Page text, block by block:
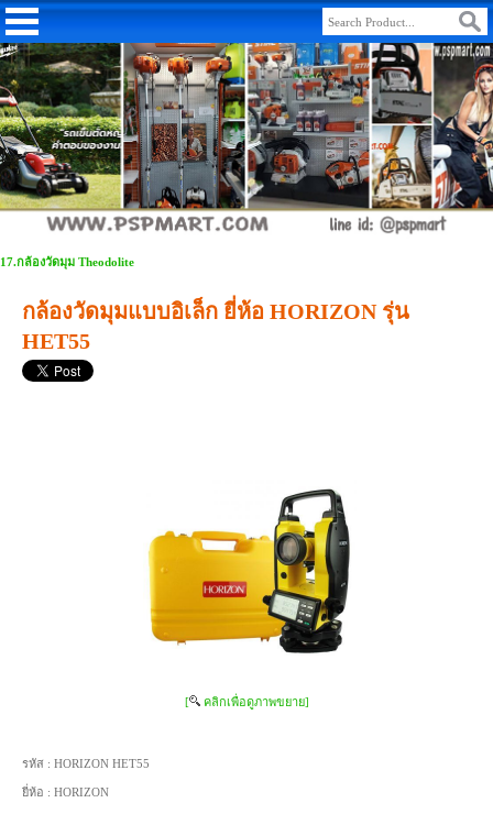
17.กล้องวัดมุม Theodolite
กล้องวัดมุมแบบอิเล็ก ยี่ห้อ HORIZON รุ่น
HET55
[ คลิกเพื่อดูภาพขยาย]
รหัส : HORIZON HET55
ยี่ห้อ : HORIZON